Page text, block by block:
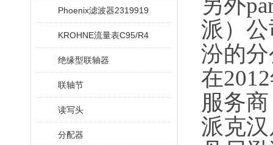
Phoenix滤波器2319919
KROHNE流量表C95/R4
绝缘型联轴器
联轴节
读写头
分配器
另外
派）
汾的
在
服务商
派克